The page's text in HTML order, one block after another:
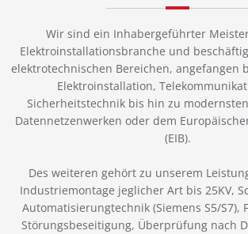
Wir sind ein Inhabergeführter
Elektroinstallationsbranche und
elektrotechnischen Bereichen, angefangen
Elektroinstallation,
Sicherheitstechnik bis hin zu
Datennetzenwerken oder dem
(EIB).
Des weiteren gehört zu unserem
Industriemontage jeglicher Art bis 25KV,
Automatisierungtechnik (Siemens S5/S7),
Störungsbeseitigung, Überprüfung nach